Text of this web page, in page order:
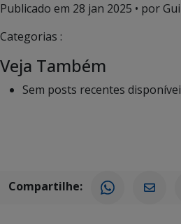
Publicado em 28 jan 2025 • por
Categorias :
Veja Também
Sem posts recentes
Compartilhe: